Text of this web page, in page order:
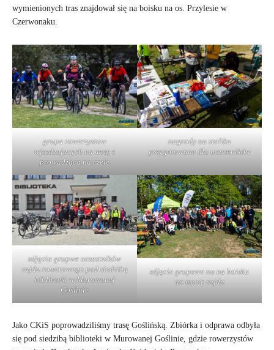
wymienionych tras znajdował się na boisku na os. Przylesie w
Czerwonaku.
grupa rowerzystow
wjezdzajacych na metę z
prowadzącą na czele
nagrody na stoliku
przygotowane dla uczestników
zdjęcia grupwe uczestników
rajdu rowerowego pod siedzibą
biblioteki w Murowanej
Goślinie
zdjęcie grupowe na na boisku
na mecie rajdu
Jako CKiS poprowadziliśmy trasę Goślińską. Zbiórka i odprawa odbyła
się pod siedzibą biblioteki w Murowanej Goślinie, gdzie rowerzystów